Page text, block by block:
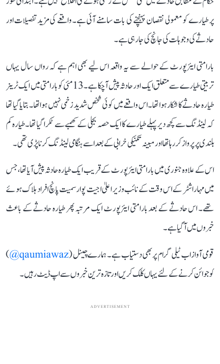
پر طیارے کو معمولی نقصان پہنچنے کی بات سامنے آئی ہے۔ واقعے کی مزید تفصیلات اور
حادثے کی وجوہات کی جانچ کی جا رہی ہے۔
بارامتی ایئرپورٹ کے حوالے سے یہ واقعہ اس لیے بھی اہم ہے کہ رواں سال یہاں
تربیتی طیارے سے متعلق ایک اور حادثہ پیش آ چکا ہے۔ 13 مئی کو بارامتی میں ایک ٹرینر
طیارہ حادثے کا شکار ہوا تھا۔ اس واقعے میں کوئی شخص شدید زخمی نہیں ہوا تھا۔ بتایا گیا تھا
کہ لینڈنگ سے کچھ دیر پہلے طیارے کا ایک حصہ بجلی کے کھمبے سے ٹکرا گیا تھا۔ طیارہ کم
بلندی پر پرواز کر رہا تھا اور مبینہ تکنیکی خرابی کے بعد اسے ہنگامی لینڈنگ کرنا پڑی تھی۔
اس کے علاوہ جنوری میں بارامتی ایئرپورٹ کے قریب ایک طیارہ حادثہ پیش آیا تھا، جس
میں مہاراشٹر کے اس وقت کے نائب وزیر اعلیٰ اجیت پوار سمیت پانچ افراد ہلاک ہوئے
تھے۔ اس حادثے کے بعد بارامتی ایئرپورٹ ایک مرتبہ پھر طیارہ حادثے کے باعث
خبروں میں آ گیا ہے۔
قومی آواز اب ٹیلی گرام پر بھی دستیاب ہے۔ ہمارے چینل (qaumiawaz@
)
کو جوائن کرنے کے لئے یہاں کلک کریں اور تازہ ترین خبروں سے اپ ڈیٹ رہیں۔
ADVERTISEMENT